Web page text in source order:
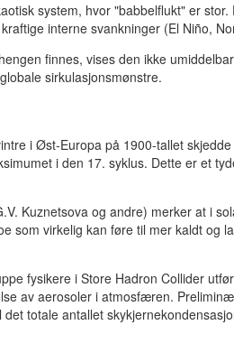
system, hvor "babbelflukt" er stor.
interne svankninger (El Niño,
finnes, vises den ikke
sirkulasjonsmønstre.
i Øst-Europa på 1900-tallet
i den 17. syklus. Dette er et
Kuznetsova og andre) merker at i
som virkelig kan føre til mer kaldt og
fysikere i Store Hadron Collider
av aerosoler i atmosfæren.
totale antallet